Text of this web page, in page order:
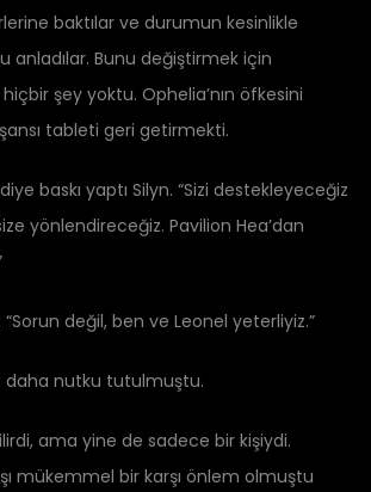
baktılar ve durumun kesinlikle
anladılar. Bunu değiştirmek için
şey yoktu. Ophelia’nın öfkesini
tableti geri getirmekti.
baskı yaptı Silyn. “Sizi destekleyeceğiz
yönlendireceğiz. Pavilion Hea’dan
“Sorun değil, ben ve Leonel yeterliyiz.”
daha nutku tutulmuştu.
ama yine de sadece bir kişiydi.
mükemmel bir karşı önlem olmuştu